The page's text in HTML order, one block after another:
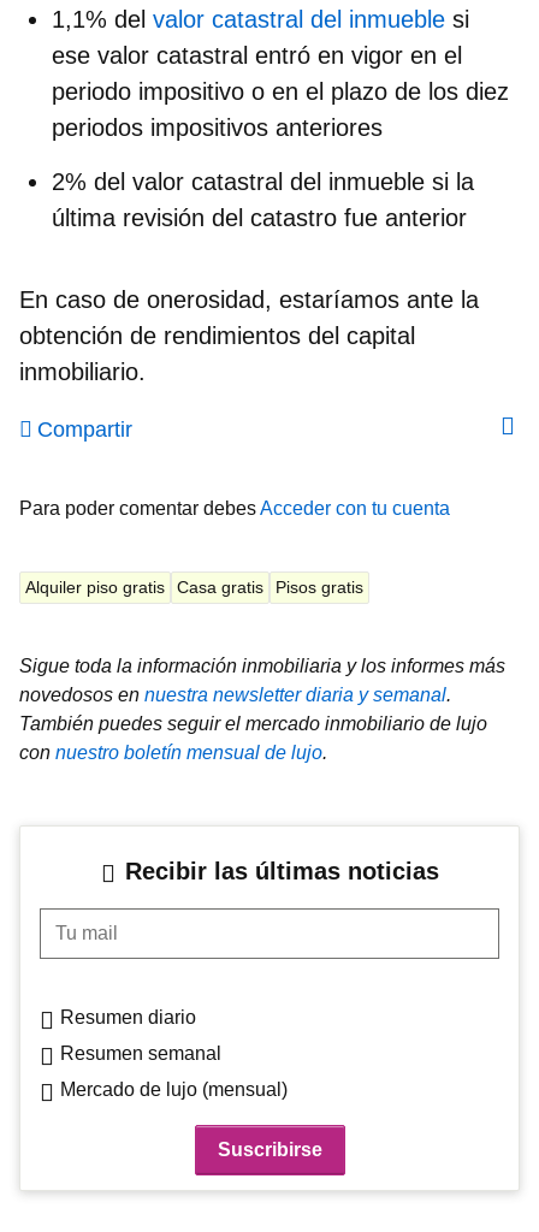
1,1% del valor catastral del inmueble si
ese valor catastral entró en vigor en el
periodo impositivo o en el plazo de los diez
periodos impositivos anteriores
2% del valor catastral del inmueble si la
última revisión del catastro fue anterior
En caso de onerosidad, estaríamos ante la
obtención de rendimientos del capital
inmobiliario.
Compartir
Para poder comentar debesAcceder con tu cuenta
Alquiler piso gratis Casa gratis Pisos gratis
Sigue toda la información inmobiliaria y los informes más
novedosos en nuestra newsletter diaria y semanal.
También puedes seguir el mercado inmobiliario de lujo
con nuestro boletín mensual de lujo.
Recibir las últimas noticias
Tu mail
Resumen diario
Resumen semanal
Mercado de lujo (mensual)